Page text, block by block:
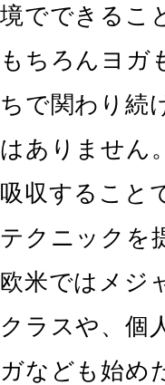
境でできるこ
もちろんヨガ
ちで関わり続
はありません
吸収すること
テクニックを
欧米ではメジ
クラスや、個
ガなども始め